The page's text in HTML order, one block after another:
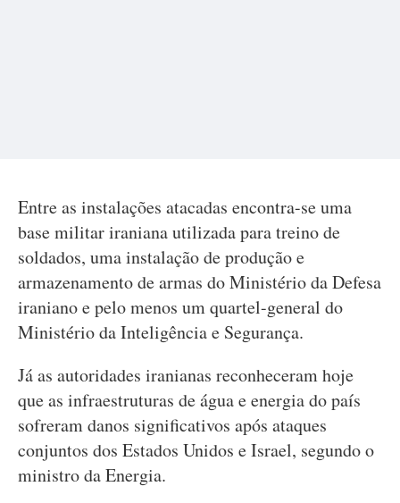
Entre as instalações atacadas encontra-se uma
base militar iraniana utilizada para treino de
soldados, uma instalação de produção e
armazenamento de armas do Ministério da Defesa
iraniano e pelo menos um quartel-general do
Ministério da Inteligência e Segurança.
Já as autoridades iranianas reconheceram hoje
que as infraestruturas de água e energia do país
sofreram danos significativos após ataques
conjuntos dos Estados Unidos e Israel, segundo o
ministro da Energia.